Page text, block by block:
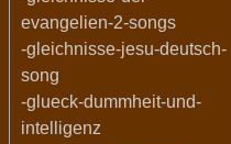
evangelien-2-songs
-gleichnisse-jesu-deutsch-
song
-glueck-dummheit-und-
intelligenz